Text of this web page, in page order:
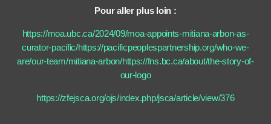
Pour aller plus loin :
https://moa.ubc.ca/2024/09/moa-appoints-mitiana-arbon-as-
curator-pacific/https://pacificpeoplespartnership.org/who-we-
are/our-team/mitiana-arbon/https://fns.bc.ca/about/the-story-of-
our-logo
https://zfejsca.org/ojs/index.php/jsca/article/view/376